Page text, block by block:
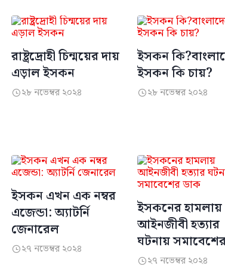
রাষ্ট্রদ্রোহী চিন্ময়ের দায়
এড়াল ইসকন
২৮ নভেম্বর ২০২৪
ইসকন
ইসকন কি চায়?
২৮ নভেম্বর ২০২৪
ইসকন এখন এক নম্বর
এজেন্ডা: অ্যাটর্নি
জেনারেল
২৭ নভেম্বর ২০২৪
ইসকনের হামলায়
আইনজীবী হত্যার
ঘটনায়
২৭ নভেম্বর ২০২৪